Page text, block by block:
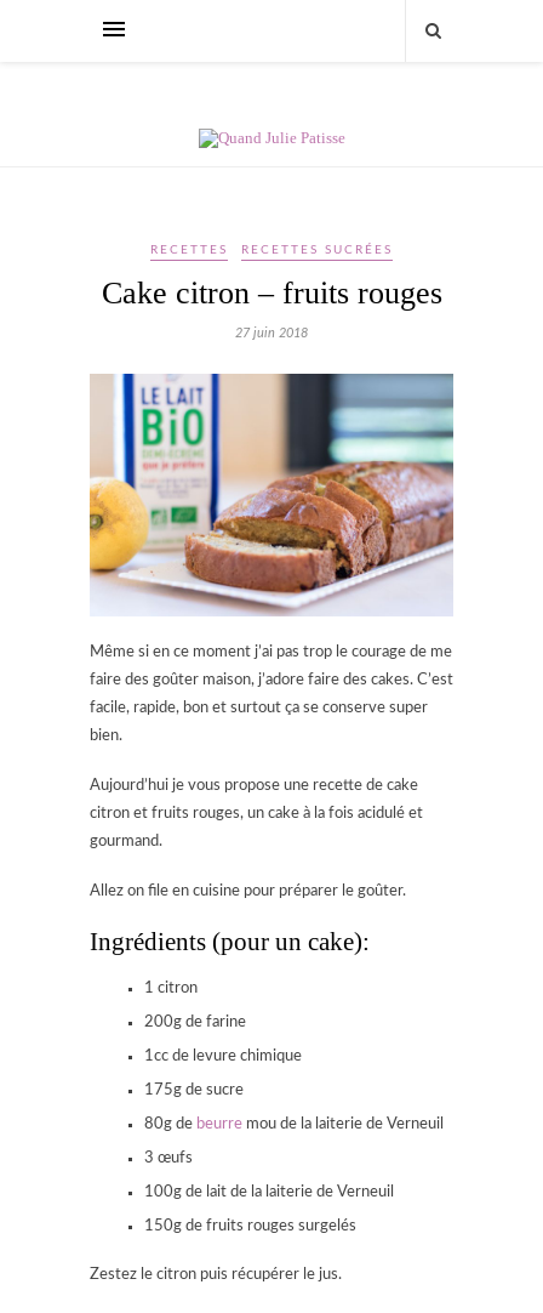
RECETTES RECETTES SUCRÉES
Cake citron – fruits rouges
27 juin 2018
Même si en ce moment j’ai pas trop le courage de me
faire des goûter maison, j’adore faire des cakes. C’est
facile, rapide, bon et surtout ça se conserve super
bien.
Aujourd’hui je vous propose une recette de cake
citron et fruits rouges, un cake à la fois acidulé et
gourmand.
Allez on file en cuisine pour préparer le goûter.
Ingrédients (pour un cake):
1 citron
200g de farine
1cc de levure chimique
175g de sucre
80g de beurre mou de la laiterie de Verneuil
3 œufs
100g de lait de la laiterie de Verneuil
150g de fruits rouges surgelés
Zestez le citron puis récupérer le jus.